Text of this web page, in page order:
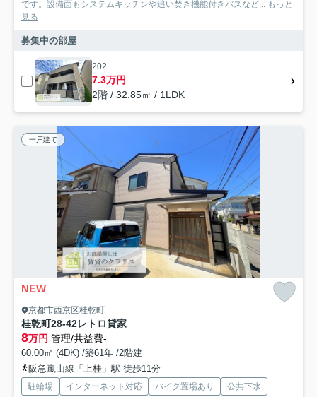
です。設備面もシステムキッチンや追い焚き機能付きバスなど... もっと
見る
募集中の部屋
202
7.3万円
2階 / 32.85㎡ / 1LDK
一戸建て
NEW
京都市西京区桂乾町
桂乾町28-42レトロ貸家
8万円 管理/共益費-
60.00㎡ (4DK) /築61年 /2階建
阪急嵐山線「上桂」駅 徒歩11分
駐輪場 インターネット対応 バイク置場あり 公共下水